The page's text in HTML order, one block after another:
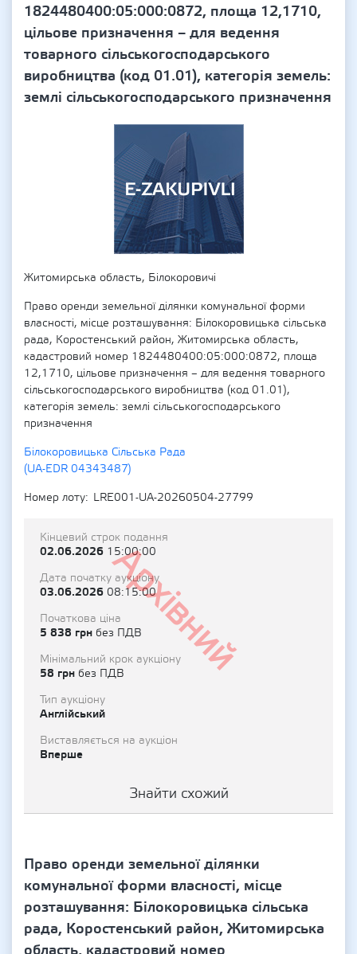
1824480400:05:000:0872, площа 12,1710,
цільове призначення – для ведення
товарного сільськогосподарського
виробництва (код 01.01), категорія земель:
землі сільськогосподарського призначення
Житомирська область, Білокоровичі
Право оренди земельної ділянки комунальної форми
власності, місце розташування: Білокоровицька сільська
рада, Коростенський район, Житомирська область,
кадастровий номер 1824480400:05:000:0872, площа
12,1710, цільове призначення – для ведення товарного
сільськогосподарського виробництва (код 01.01),
категорія земель: землі сільськогосподарського
призначення
Білокоровицька Сільська Рада
(UA-EDR 04343487)
Номер лоту
LRE001-UA-20260504-27799
Архівний
Кінцевий строк подання
02.06.2026 15:00:00
Дата початку аукціону
03.06.2026 08:15:00
Початкова ціна
5 838 грн без ПДВ
Мінімальний крок аукціону
58 грн без ПДВ
Тип аукціону
Англійський
Виставляється на аукціон
Вперше
Знайти схожий
Право оренди земельної ділянки
комунальної форми власності, місце
розташування: Білокоровицька сільська
рада, Коростенський район, Житомирська